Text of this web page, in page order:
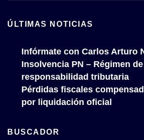
ÚLTIMAS NOTICIAS
Infórmate con Carlos Arturo
Insolvencia PN – Régimen de
responsabilidad tributaria
Pérdidas fiscales
por liquidación oficial
BUSCADOR